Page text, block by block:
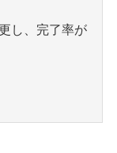
し、完了率が